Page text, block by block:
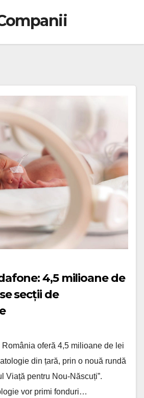
4,5 milioane de
secții de
oferă 4,5 milioane de lei
din țară, prin o nouă rundă
Viață pentru Nou-Născuți”.
vor primi fonduri…